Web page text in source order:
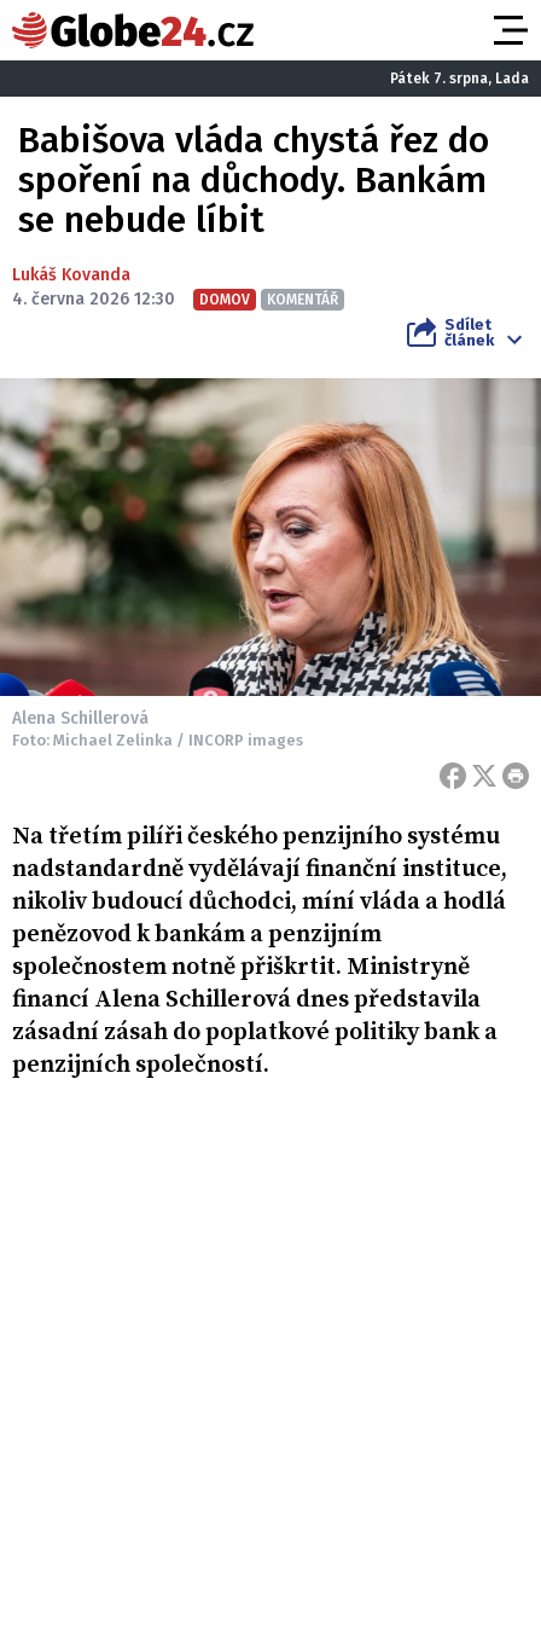
Pátek 7. srpna, Lada
Babišova vláda chystá řez do
spoření na důchody. Bankám
se nebude líbit
Lukáš Kovanda
4. června 2026 12:30
DOMOV KOMENTÁŘ
Sdílet
článek
Alena Schillerová
Foto: Michael Zelinka / INCORP images
Na třetím pilíři českého penzijního systému
nadstandardně vydělávají finanční instituce,
nikoliv budoucí důchodci, míní vláda a hodlá
penězovod k bankám a penzijním
společnostem notně přiškrtit. Ministryně
financí Alena Schillerová dnes představila
zásadní zásah do poplatkové politiky bank a
penzijních společností.